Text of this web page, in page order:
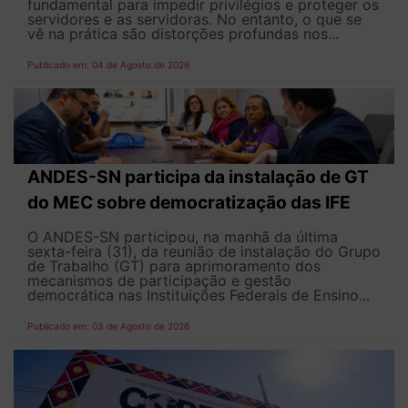
fundamental para impedir privilégios e proteger os
servidores e as servidoras. No entanto, o que se
vê na prática são distorções profundas nos...
Publicado em: 04 de Agosto de 2026
ANDES-SN participa da instalação de GT
do MEC sobre democratização das IFE
O ANDES-SN participou, na manhã da última
sexta-feira (31), da reunião de instalação do Grupo
de Trabalho (GT) para aprimoramento dos
mecanismos de participação e gestão
democrática nas Instituições Federais de Ensino...
Publicado em: 03 de Agosto de 2026